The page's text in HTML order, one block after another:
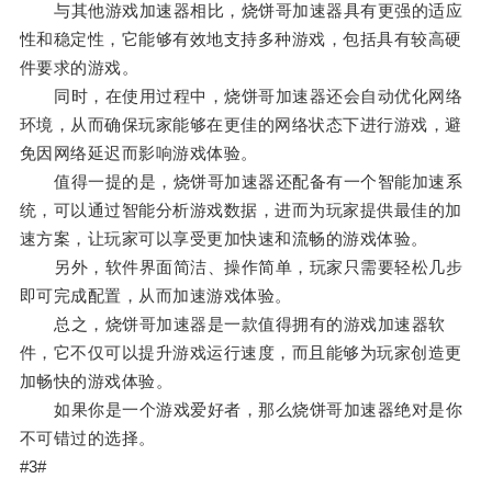
与其他游戏加速器相比，烧饼哥加速器具有更强的适应
性和稳定性，它能够有效地支持多种游戏，包括具有较高硬
件要求的游戏。
同时，在使用过程中，烧饼哥加速器还会自动优化网络
环境，从而确保玩家能够在更佳的网络状态下进行游戏，避
免因网络延迟而影响游戏体验。
值得一提的是，烧饼哥加速器还配备有一个智能加速系
统，可以通过智能分析游戏数据，进而为玩家提供最佳的加
速方案，让玩家可以享受更加快速和流畅的游戏体验。
另外，软件界面简洁、操作简单，玩家只需要轻松几步
即可完成配置，从而加速游戏体验。
总之，烧饼哥加速器是一款值得拥有的游戏加速器软
件，它不仅可以提升游戏运行速度，而且能够为玩家创造更
加畅快的游戏体验。
如果你是一个游戏爱好者，那么烧饼哥加速器绝对是你
不可错过的选择。
#3#